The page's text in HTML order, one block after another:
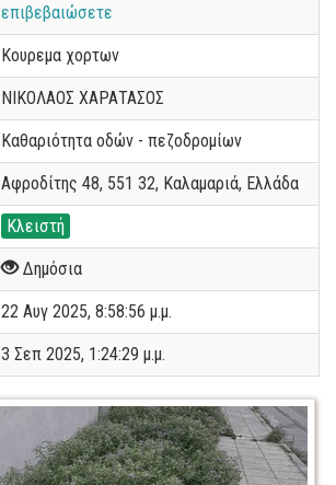
επιβεβαιώσετε
Κουρεμα χορτων
ΝΙΚΟΛΑΟΣ ΧΑΡΑΤΑΣΟΣ
Καθαριότητα οδών - πεζοδρομίων
Αφροδίτης 48, 551 32, Καλαμαριά, Ελλάδα
Κλειστή
Δημόσια
22 Αυγ 2025, 8:58:56 μ.μ.
3 Σεπ 2025, 1:24:29 μ.μ.